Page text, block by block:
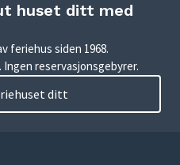
huset ditt med
feriehus siden 1968.
reservasjonsgebyrer.
ditt